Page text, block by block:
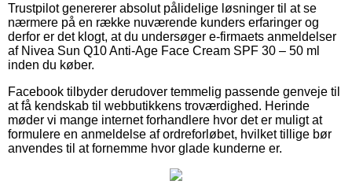
Trustpilot genererer absolut pålidelige løsninger til at se
nærmere på en række nuværende kunders erfaringer og
derfor er det klogt, at du undersøger e-firmaets anmeldelser
af Nivea Sun Q10 Anti-Age Face Cream SPF 30 – 50 ml
inden du køber.
Facebook tilbyder derudover temmelig passende genveje til
at få kendskab til webbutikkens troværdighed. Herinde
møder vi mange internet forhandlere hvor det er muligt at
formulere en anmeldelse af ordreforløbet, hvilket tillige bør
anvendes til at fornemme hvor glade kunderne er.